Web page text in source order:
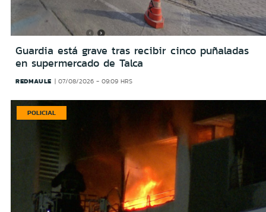
Guardia está grave tras recibir cinco puñaladas
en supermercado de Talca
REDMAULE 07/08/2026 - 09:09 HRS
POLICIAL